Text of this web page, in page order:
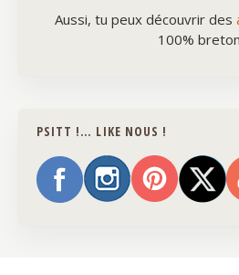
Aussi, tu peux découvrir des
100%
PSITT !… LIKE NOUS !